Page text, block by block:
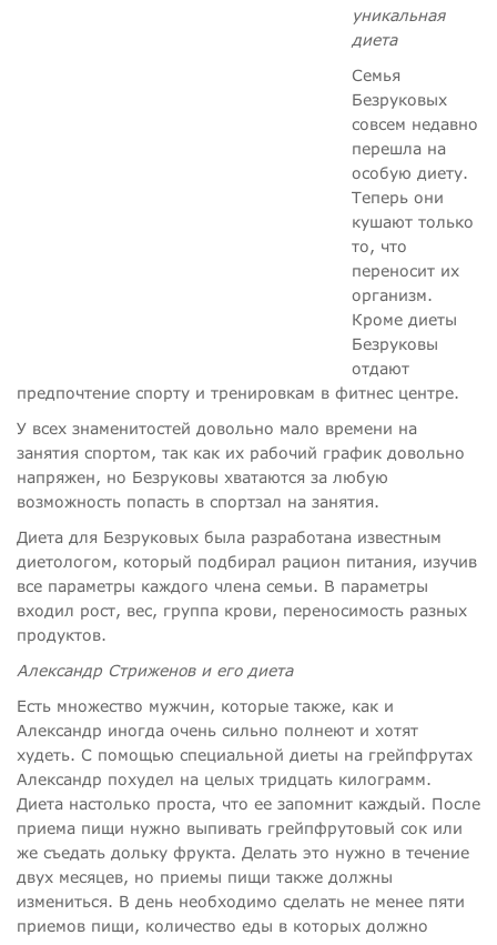
уникальная
диета
Семья
Безруковых
совсем недавно
перешла на
особую диету.
Теперь они
кушают только
то, что
переносит их
организм.
Кроме диеты
Безруковы
отдают
предпочтение спорту и тренировкам в фитнес центре.
У всех знаменитостей довольно мало времени на
занятия спортом, так как их рабочий график довольно
напряжен, но Безруковы хватаются за любую
возможность попасть в спортзал на занятия.
Диета для Безруковых была разработана известным
диетологом, который подбирал рацион питания, изучив
все параметры каждого члена семьи. В параметры
входил рост, вес, группа крови, переносимость разных
продуктов.
Александр Стриженов и его диета
Есть множество мужчин, которые также, как и
Александр иногда очень сильно полнеют и хотят
худеть. С помощью специальной диеты на грейпфрутах
Александр похудел на целых тридцать килограмм.
Диета настолько проста, что ее запомнит каждый. После
приема пищи нужно выпивать грейпфрутовый сок или
же съедать дольку фрукта. Делать это нужно в течение
двух месяцев, но приемы пищи также должны
измениться. В день необходимо сделать не менее пяти
приемов пищи, количество еды в которых должно